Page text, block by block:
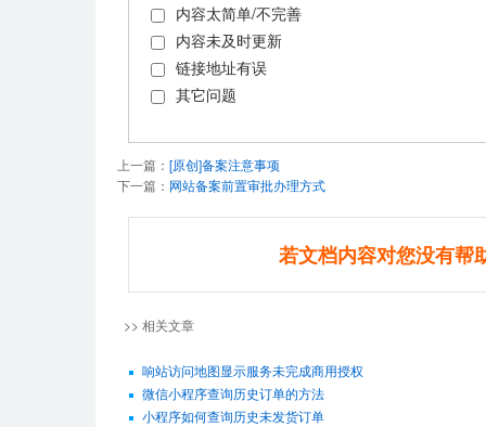
内容太简单/不完善
内容未及时更新
链接地址有误
其它问题
上一篇： [原创]备案注意事项
下一篇： 网站备案前置审批办理方式
若文档内容对您没有帮
>> 相关文章
响站访问地图显示服务未完成商用授权
微信小程序查询历史订单的方法
小程序如何查询历史未发货订单